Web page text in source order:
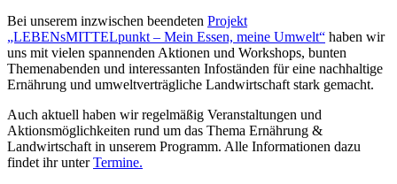
Bei unserem inzwischen beendeten Projekt
„LEBENsMITTELpunkt – Mein Essen, meine Umwelt“ haben wir
uns mit vielen spannenden Aktionen und Workshops, bunten
Themenabenden und interessanten Infoständen für eine nachhaltige
Ernährung und umweltverträgliche Landwirtschaft stark gemacht.
Auch aktuell haben wir regelmäßig Veranstaltungen und
Aktionsmöglichkeiten rund um das Thema Ernährung &
Landwirtschaft in unserem Programm. Alle Informationen dazu
findet ihr unterTermine.